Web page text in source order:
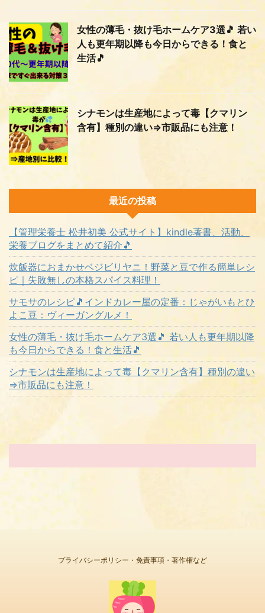
女性の薄毛・抜け毛ホームケア3選🎵 若い
人も更年期以降も今日からできる！食と
生活🎵
シナモンは生産地によって毒【クマリン
含有】種別の違い⇒市販品にも注意！
最近の投稿
【管理栄養士 松井初美 公式サイト】kindle著書、活動、
栄養ブログをまとめて紹介🎵
炊飯器におまかせベジビリヤニ！野菜と豆で作る簡単レシ
ピ｜失敗無しの本格スパイス料理！
サモサのレシピ🎵インドカレー屋の定番：じゃがいもとひ
よこ豆：ヴィーガングルメ！
女性の薄毛・抜け毛ホームケア3選🎵 若い人も更年期以降
も今日からできる！食と生活🎵
シナモンは生産地によって毒【クマリン含有】種別の違い
⇒市販品にも注意！
プライバシーポリシー・免責事項・著作権など